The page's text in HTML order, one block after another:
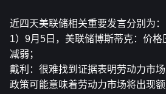
近四天美联储相关重要发言分别为：
1）9月5日，美联储博斯蒂克：价
减弱；
戴利：很难找到证据表明劳动力市
政策可能意味着劳动力市场将出现